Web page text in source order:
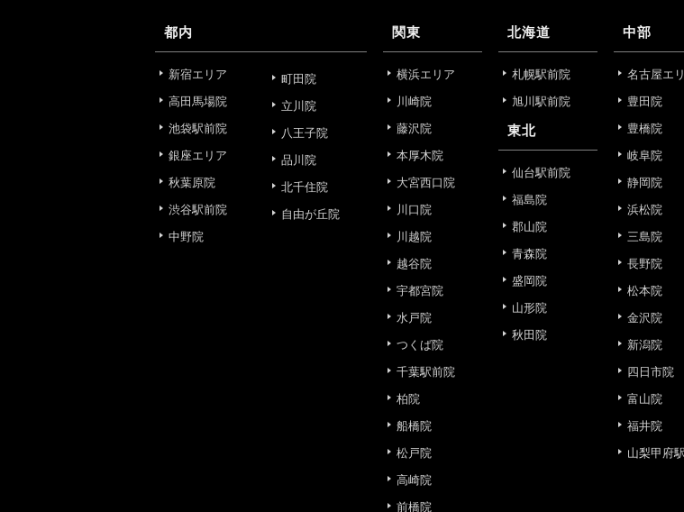
【取得する情報】に規定されている取得情報
②共同して利用する者の範囲
【基本理念】に規定するTCBグループ
③共同利用する者の利用目的
【利用目的】の達成のため
TCBグループは、【利用目的】の達成に必要な範囲内において、取得
先に委託することがあります。取得情報の取り扱いを委託する場合、
めを行い、契約にあたっては取得情報が適正に管理されるよう確保しま
TCBグループは、個人情報保護法その他の法令により認められる場合
以外の第三者に開示・提供することはありません。
【個人情報の開示・訂正・利用停止について】
TCBグループは、本人の申し出により個人情報に関する開示、訂正、
て、これを適切に対応します。
個人情報お問合せフォーム
都内
新宿エリア
高田馬場院
池袋駅前院
銀座エリア
秋葉原院
渋谷駅前院
中野院
町田院
立川院
八王子院
品川院
北千住院
自由が丘院
関東
横浜エリア
川崎院
藤沢院
本厚木院
大宮西口院
川口院
川越院
越谷院
宇都宮院
水戸院
つくば院
千葉駅前院
柏院
船橋院
松戸院
高崎院
前橋院
北海道
札幌駅前院
旭川駅前院
東北
仙台駅前院
福島院
郡山院
青森院
盛岡院
山形院
秋田院
中部
名古屋エ
豊田院
豊橋院
岐阜院
静岡院
浜松院
三島院
長野院
松本院
金沢院
新潟院
四日市院
富山院
福井院
山梨甲府